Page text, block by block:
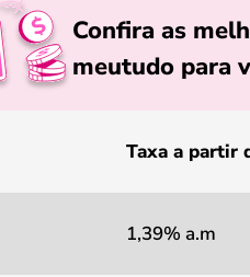
Confira as
meutudo para
Taxa a partir
1,39% a.m